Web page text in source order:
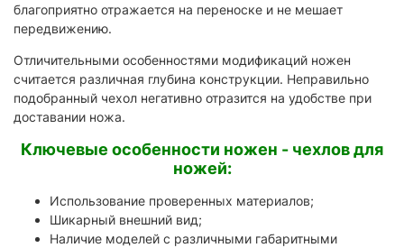
благоприятно отражается на переноске и не мешает
передвижению.
Отличительными особенностями модификаций ножен
считается различная глубина конструкции. Неправильно
подобранный чехол негативно отразится на удобстве при
доставании ножа.
Ключевые особенности ножен - чехлов для
ножей:
Использование проверенных материалов;
Шикарный внешний вид;
Наличие моделей с различными габаритными